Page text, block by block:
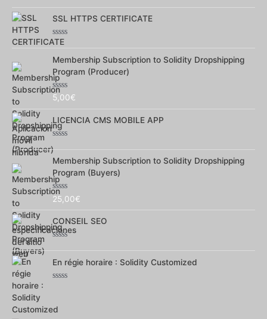
0
sur
5
SSL HTTPS CERTIFICATE
Note
sur
5
Membership Subscription to Solidity Dropshipping
Program (Producer)
Note
5
5,00€
LICENCIA CMS MOBILE APP
0
sur
5
Membership Subscription to Solidity Dropshipping
Program (Buyers)
Note
5
25,00€
CONSEIL SEO
sur
En régie horaire : Solidity Customized
5